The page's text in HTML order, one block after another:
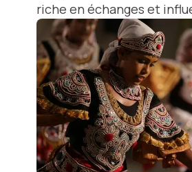
riche en échanges et